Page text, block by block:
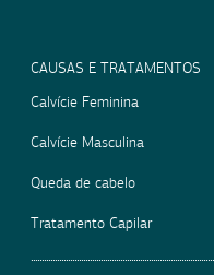
CAUSAS E TRATAMENTOS
Calvície Feminina
Calvície Masculina
Queda de cabelo
Tratamento Capilar